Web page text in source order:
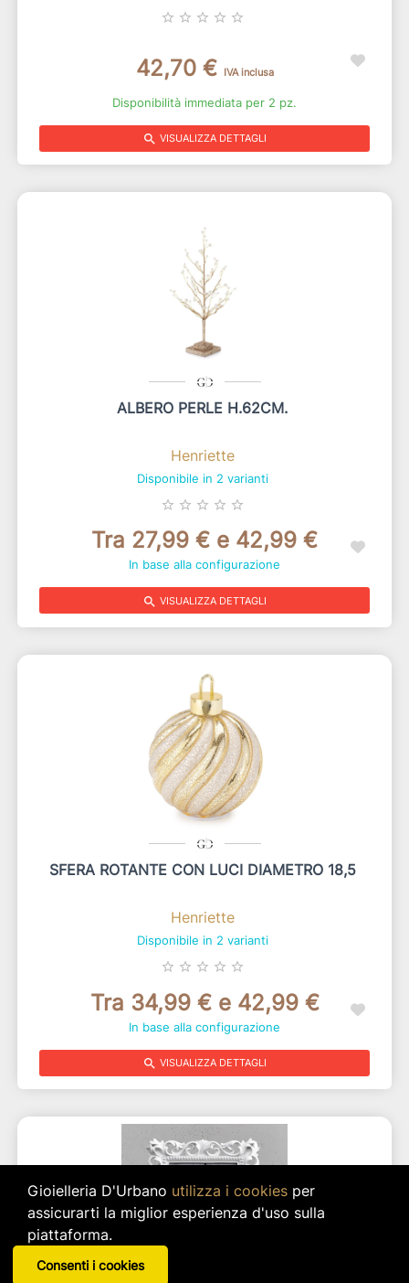
star_border star_border star_border star_border star_border
42,70 € IVA inclusa
Disponibilità immediata per 2 pz.
search VISUALIZZA DETTAGLI
ALBERO PERLE H.62CM.
Henriette
Disponibile in 2 varianti
star_border star_border star_border star_border star_border
Tra 27,99 € e 42,99 €
In base alla configurazione
search VISUALIZZA DETTAGLI
SFERA ROTANTE CON LUCI DIAMETRO 18,5
Henriette
Disponibile in 2 varianti
star_border star_border star_border star_border star_border
Tra 34,99 € e 42,99 €
In base alla configurazione
search VISUALIZZA DETTAGLI
Gioielleria D'Urbano utilizza i cookiesper
assicurarti la miglior esperienza d'uso sulla
piattaforma.
Consenti i cookies